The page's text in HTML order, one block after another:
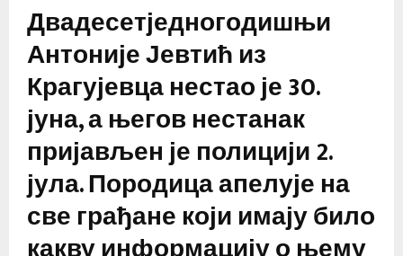
Двадесетједногодишњи
Антоније Јевтић из
Крагујевца нестао је 30.
јуна, а његов нестанак
пријављен је полицији 2.
јула. Породица апелује на
све грађане који имају било